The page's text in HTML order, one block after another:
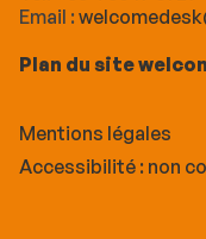
Email :
Plan du site
Mentions légales
Accessibilité : non